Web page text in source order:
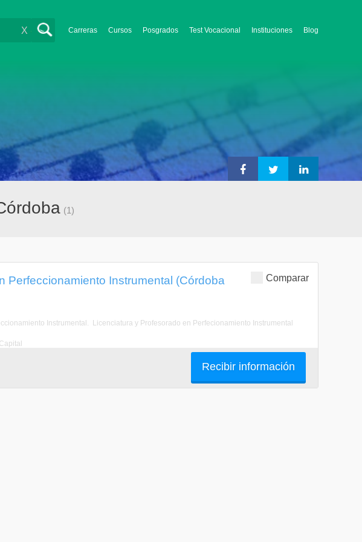
Carreras Cursos Posgrados Test Vocacional Instituciones Blog
X
(1)
Comparar
Perfeccionamiento Instrumental (Córdoba
Instrumental. Licenciatura y Profesorado en Perfecionamiento Instrumental
Recibir información